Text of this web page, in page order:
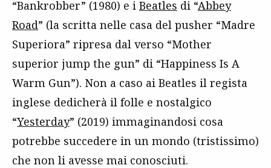
“Bankrobber” (1980) e i Beatles di “Abbey
Road” (la scritta nelle casa del pusher “Madre
Superiora” ripresa dal verso “Mother
superior jump the gun” di “Happiness Is A
Warm Gun”). Non a caso ai Beatles il regista
inglese dedicherà il folle e nostalgico
“Yesterday” (2019) immaginandosi cosa
potrebbe succedere in un mondo (tristissimo)
che non li avesse mai conosciuti.